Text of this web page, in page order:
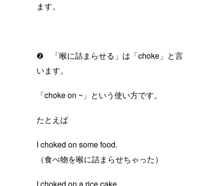
ます。
❷ 「喉に詰まらせる」は「choke」と言
います。
「choke on ~」という使い方です。
たとえば
I choked on some food.
（食べ物を喉に詰まらせちゃった）